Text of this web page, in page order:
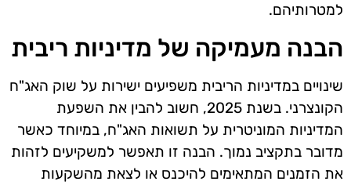
למטרותיהם.
הבנה מעמיקה של מדיניות ריבית
שינויים במדיניות הריבית משפיעים ישירות על שוק האג"ח
הקונצרני. בשנת 2025, חשוב להבין את השפעת
המדיניות המוניטרית על תשואות האג"ח, במיוחד כאשר
מדובר בתקציב נמוך. הבנה זו תאפשר למשקיעים לזהות
את הזמנים המתאימים להיכנס או לצאת מהשקעות